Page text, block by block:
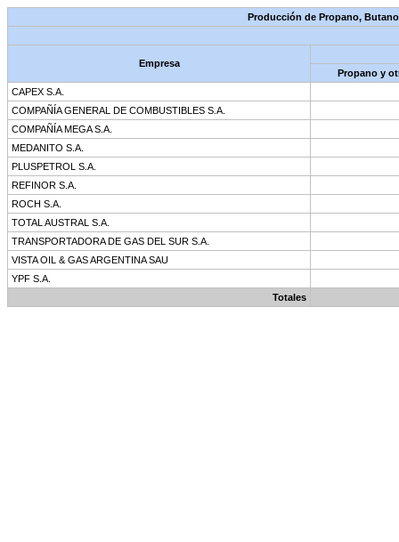
Producción de Propano,
Empresa
Propano y
Totales
CAPEX S.A.
COMPAÑÍA GENERAL DE COMBUSTIBLES S.A.
COMPAÑÍA MEGA S.A.
MEDANITO S.A.
PLUSPETROL S.A.
REFINOR S.A.
ROCH S.A.
TOTAL AUSTRAL S.A.
TRANSPORTADORA DE GAS DEL SUR S.A.
VISTA OIL & GAS ARGENTINA SAU
YPF S.A.